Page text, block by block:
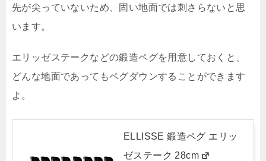
先が尖っていないため、固い地面では刺さらないと思
います。
エリッゼステークなどの鍛造ペグを用意しておくと、
どんな地面であってもペグダウンすることができます
よ。
ELLISSE 鍛造ペグ エリッ
ゼステーク 28cm